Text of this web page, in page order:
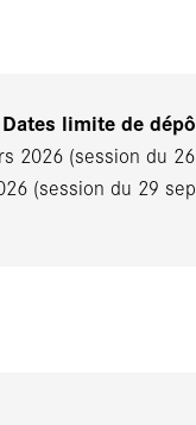
Dates limite de
2026 (session du
(session du 29